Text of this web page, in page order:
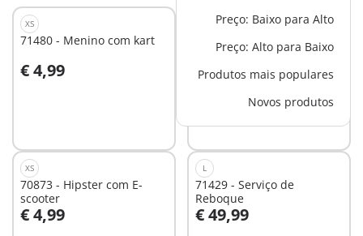
Preço: Baixo para Alto
Preço: Alto para Baixo
Produtos mais populares
Novos produtos
XS
71480 - Menino com kart
€ 4,99
Ao carrinho
70601 - Excursão em
Bicicleta
€ 4,99 -25%
Ao carrinho
XS
70873 - Hipster com E-
scooter
€ 4,99
L
71429 - Serviço de
Reboque
€ 49,99